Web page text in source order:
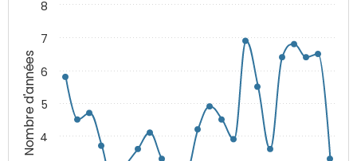
Nombre d'années 4
5
6
7
8